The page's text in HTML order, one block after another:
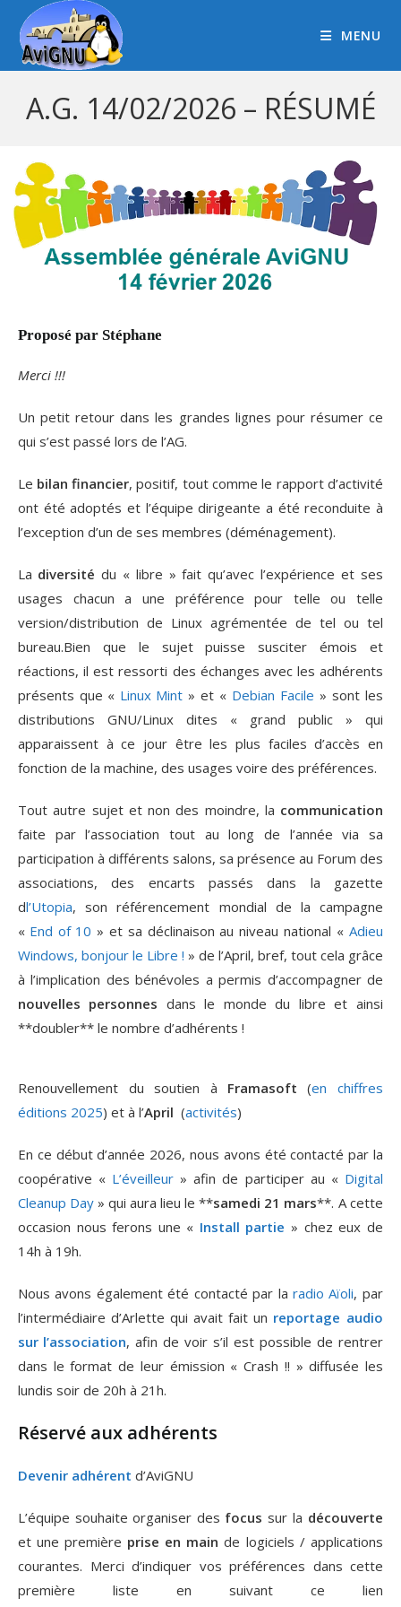
MENU
A.G. 14/02/2026 – RÉSUMÉ
Proposé par Stéphane
Merci !!!
Un petit retour dans les grandes lignes pour résumer ce
qui s’est passé lors de l’AG.
Le bilan financier, positif, tout comme le rapport d’activité
ont été adoptés et l’équipe dirigeante a été reconduite à
l’exception d’un de ses membres (déménagement).
La diversité du « libre » fait qu’avec l’expérience et ses
usages chacun a une préférence pour telle ou telle
version/distribution de Linux agrémentée de tel ou tel
bureau.Bien que le sujet puisse susciter émois et
réactions, il est ressorti des échanges avec les adhérents
présents que « Linux Mint » et « Debian Facile » sont les
distributions GNU/Linux dites « grand public » qui
apparaissent à ce jour être les plus faciles d’accès en
fonction de la machine, des usages voire des préférences.
Tout autre sujet et non des moindre, la communication
faite par l’association tout au long de l’année via sa
participation à différents salons, sa présence au Forum des
associations, des encarts passés dans la gazette
dl’Utopia, son référencement mondial de la campagne
« End of 10 » et sa déclinaison au niveau national « Adieu
Windows, bonjour le Libre ! » de l’April, bref, tout cela grâce
à l’implication des bénévoles a permis d’accompagner de
nouvelles personnes dans le monde du libre et ainsi
**doubler** le nombre d’adhérents !
Renouvellement du soutien à Framasoft (en chiffres
éditions 2025) et à l’April (activités)
En ce début d’année 2026, nous avons été contacté par la
coopérative « L’éveilleur » afin de participer au « Digital
Cleanup Day » qui aura lieu le **samedi 21 mars**. A cette
occasion nous ferons une « Install partie » chez eux de
14h à 19h.
Nous avons également été contacté par la radio Aïoli, par
l’intermédiaire d’Arlette qui avait fait un reportage audio
sur l’association, afin de voir s’il est possible de rentrer
dans le format de leur émission « Crash !! » diffusée les
lundis soir de 20h à 21h.
Réservé aux adhérents
Devenir adhérent d’AviGNU
L’équipe souhaite organiser des focus sur la découverte
et une première prise en main de logiciels / applications
courantes. Merci d’indiquer vos préférences dans cette
première liste en suivant ce lien